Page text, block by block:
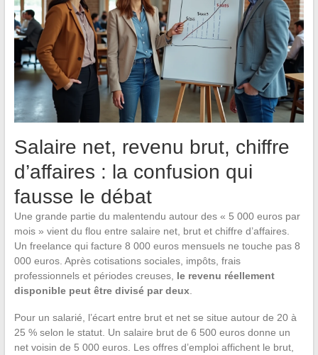
Salaire net, revenu brut, chiffre
d’affaires : la confusion qui
fausse le débat
Une grande partie du malentendu autour des « 5 000 euros par
mois » vient du flou entre salaire net, brut et chiffre d’affaires.
Un freelance qui facture 8 000 euros mensuels ne touche pas 8
000 euros. Après cotisations sociales, impôts, frais
professionnels et périodes creuses, le revenu réellement
disponible peut être divisé par deux.
Pour un salarié, l’écart entre brut et net se situe autour de 20 à
25 % selon le statut. Un salaire brut de 6 500 euros donne un
net voisin de 5 000 euros. Les offres d’emploi affichent le brut,